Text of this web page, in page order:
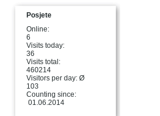
Posjete
Online:
6
Visits today:
36
Visits total:
460214
Visitors per day: Ø
103
Counting since:
01.06.2014